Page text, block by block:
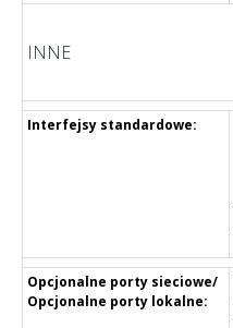
INNE
Interfejsy standardowe:
Opcjonalne porty sieciowe/
Opcjonalne porty lokalne: